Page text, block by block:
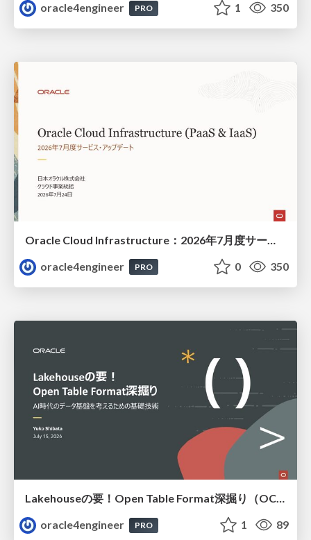
oracle4engineer
PRO 1 350
oracle4engineer
PRO 0 350
Lakehouseの要！Open Table Format深掘り（OCHaCafe Season 11 #6）
oracle4engineer
PRO 1 89